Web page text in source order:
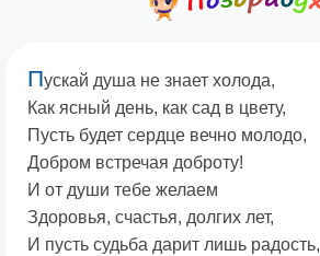
Пускай душа не знает холода,
Как ясный день, как сад в цвету,
Пусть будет сердце вечно молодо,
Добром встречая доброту!
И от души тебе желаем
Здоровья, счастья, долгих лет,
И пусть судьба дарит лишь радость,